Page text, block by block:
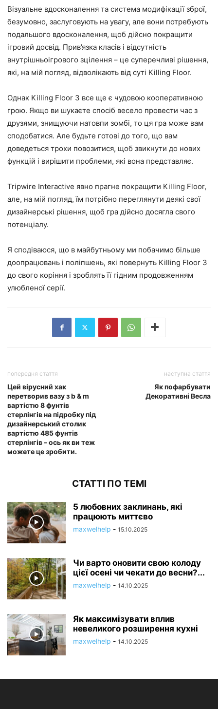
Візуальне вдосконалення та система модифікації зброї,
безумовно, заслуговують на увагу, але вони потребують
подальшого вдосконалення, щоб дійсно покращити
ігровий досвід. Прив’язка класів і відсутність
внутрішньоігрового зцілення – це суперечливі рішення,
які, на мій погляд, відволікають від суті Killing Floor.
Однак Killing Floor 3 все ще є чудовою кооперативною
грою. Якщо ви шукаєте спосіб весело провести час з
друзями, знищуючи натовпи зомбі, то ця гра може вам
сподобатися. Але будьте готові до того, що вам
доведеться трохи повозитися, щоб звикнути до нових
функцій і вирішити проблеми, які вона представляє.
Tripwire Interactive явно прагне покращити Killing Floor,
але, на мій погляд, їм потрібно переглянути деякі свої
дизайнерські рішення, щоб гра дійсно досягла свого
потенціалу.
Я сподіваюся, що в майбутньому ми побачимо більше
доопрацювань і поліпшень, які повернуть Killing Floor 3
до свого коріння і зроблять її гідним продовженням
улюбленої серії.
попередня стаття
Цей вірусний хак
перетворив вазу з b & m
вартістю 8 фунтів
стерлінгів на підробку під
дизайнерський столик
вартістю 485 фунтів
стерлінгів – ось як ви теж
можете це зробити.
наступна стаття
Як пофарбувати
Декоративні Весла
СТАТТІ ПО ТЕМІ
5 любовних заклинань, які
працюють миттєво
maxwelhelp - 15.10.2025
Чи варто оновити свою колоду
цієї осені чи чекати до весни?...
maxwelhelp - 14.10.2025
Як максимізувати вплив
невеликого розширення кухні
maxwelhelp - 14.10.2025